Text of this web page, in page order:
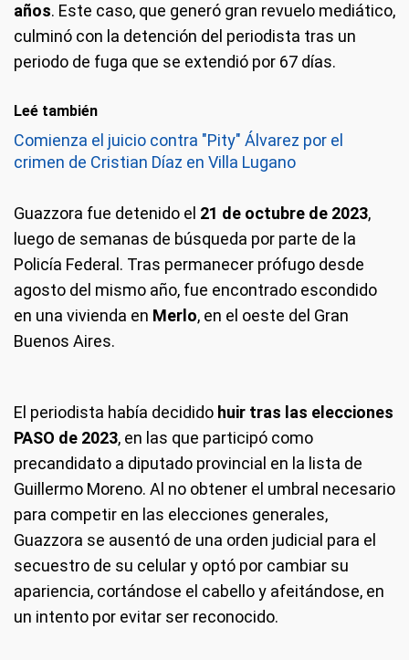
años. Este caso, que generó gran revuelo mediático,
culminó con la detención del periodista tras un
periodo de fuga que se extendió por 67 días.
Leé también
Comienza el juicio contra "Pity" Álvarez por el
crimen de Cristian Díaz en Villa Lugano
Guazzora fue detenido el 21 de octubre de 2023,
luego de semanas de búsqueda por parte de la
Policía Federal. Tras permanecer prófugo desde
agosto del mismo año, fue encontrado escondido
en una vivienda en Merlo, en el oeste del Gran
Buenos Aires.
El periodista había decidido huir tras las elecciones
PASO de 2023, en las que participó como
precandidato a diputado provincial en la lista de
Guillermo Moreno. Al no obtener el umbral necesario
para competir en las elecciones generales,
Guazzora se ausentó de una orden judicial para el
secuestro de su celular y optó por cambiar su
apariencia, cortándose el cabello y afeitándose, en
un intento por evitar ser reconocido.